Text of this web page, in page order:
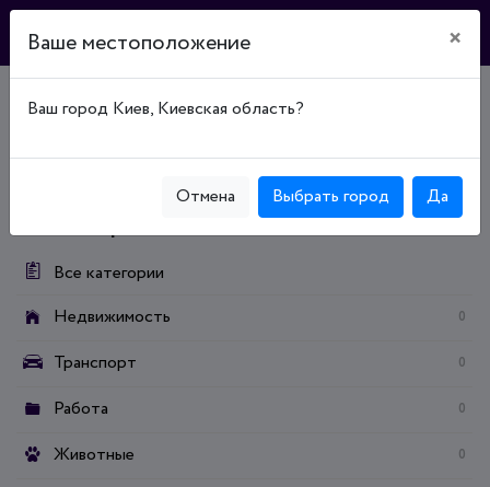
Главная Доска объявлений
Дизайн интерьера, экстерьера, ландшафтный
Все категории
Недвижимость
0
Транспорт 0
Работа 0
Животные 0
Ваше местоположение ×
Ваш город Киев, Киевская область?
Отмена Выбрать город Да